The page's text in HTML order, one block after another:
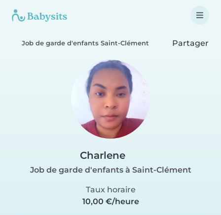
Job de garde d'enfants Saint-Clément Partager
Charlene
Job de garde d'enfants à Saint-Clément
Taux horaire
10,00 €/heure